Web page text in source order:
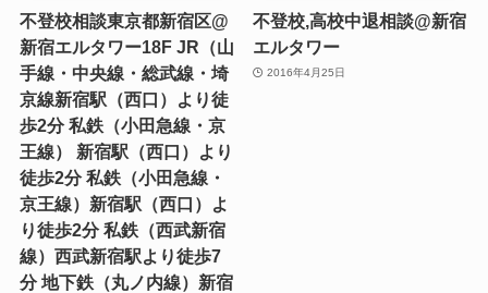
不登校相談東京都新宿区@
新宿エルタワー18F JR（山
手線・中央線・総武線・埼
京線新宿駅（西口）より徒
歩2分 私鉄（小田急線・京
王線） 新宿駅（西口）より
徒歩2分 私鉄（小田急線・
京王線）新宿駅（西口）よ
り徒歩2分 私鉄（西武新宿
線）西武新宿駅より徒歩7
分 地下鉄（丸ノ内線）新宿
不登校,高校中退相談@新宿
エルタワー
2016年4月25日